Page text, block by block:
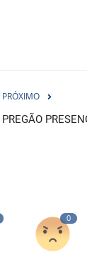
PRÓXIMO
PREGÃO
0